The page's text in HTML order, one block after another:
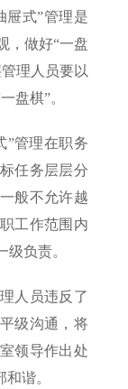
屉式”管理是
，做好“一盘
理人员要以
盘棋”。
”管理在职务
任务层层分
般不允许越
工作范围内
负责。
人员违反了
级沟通，将
领导作出处
谐。